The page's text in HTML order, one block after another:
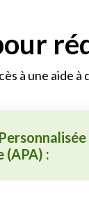
à une aide à
(APA) :